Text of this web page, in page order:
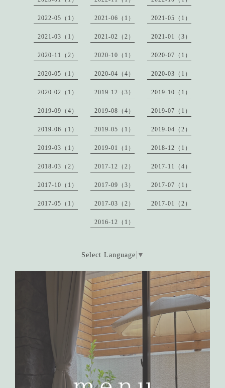
2022-05（1） 2021-06（1） 2021-05（1）
2021-03（1） 2021-02（2） 2021-01（3）
2020-11（2） 2020-10（1） 2020-07（1）
2020-05（1） 2020-04（4） 2020-03（1）
2020-02（1） 2019-12（3） 2019-10（1）
2019-09（4） 2019-08（4） 2019-07（1）
2019-06（1） 2019-05（1） 2019-04（2）
2019-03（1） 2019-01（1） 2018-12（1）
2018-03（2） 2017-12（2） 2017-11（4）
2017-10（1） 2017-09（3） 2017-07（1）
2017-05（1） 2017-03（2） 2017-01（2）
2016-12（1）
Select Language ▼